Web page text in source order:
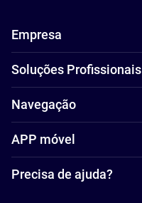
Empresa
Soluções Profissionais
Navegação
APP móvel
Precisa de ajuda?